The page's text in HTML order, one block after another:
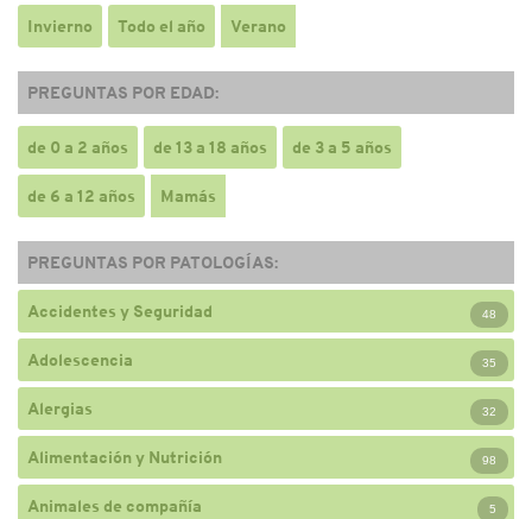
Invierno Todo el año Verano
PREGUNTAS POR EDAD:
de 0 a 2 años de 13 a 18 años de 3 a 5 años
de 6 a 12 años Mamás
PREGUNTAS POR PATOLOGÍAS:
Accidentes y Seguridad 48
Adolescencia 35
Alergias 32
Alimentación y Nutrición 98
Animales de compañía 5